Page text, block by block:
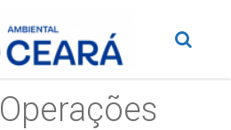
Operações